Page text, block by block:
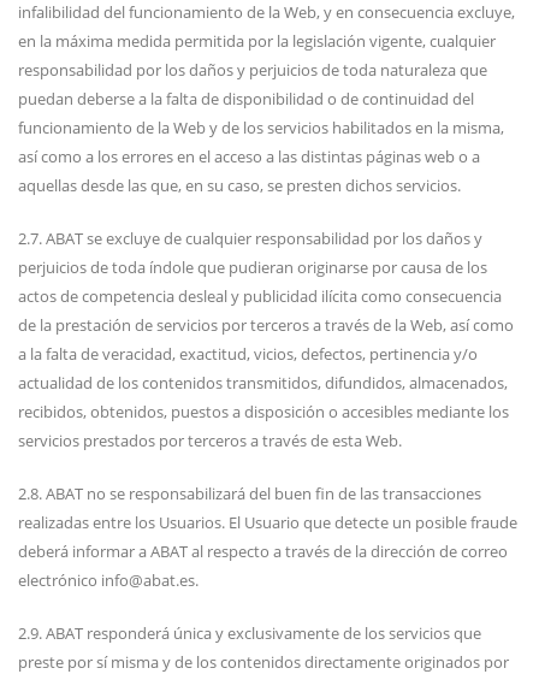
infalibilidad del funcionamiento de la Web, y en consecuencia excluye,
en la máxima medida permitida por la legislación vigente, cualquier
responsabilidad por los daños y perjuicios de toda naturaleza que
puedan deberse a la falta de disponibilidad o de continuidad del
funcionamiento de la Web y de los servicios habilitados en la misma,
así como a los errores en el acceso a las distintas páginas web o a
aquellas desde las que, en su caso, se presten dichos servicios.
2.7. ABAT se excluye de cualquier responsabilidad por los daños y
perjuicios de toda índole que pudieran originarse por causa de los
actos de competencia desleal y publicidad ilícita como consecuencia
de la prestación de servicios por terceros a través de la Web, así como
a la falta de veracidad, exactitud, vicios, defectos, pertinencia y/o
actualidad de los contenidos transmitidos, difundidos, almacenados,
recibidos, obtenidos, puestos a disposición o accesibles mediante los
servicios prestados por terceros a través de esta Web.
2.8. ABAT no se responsabilizará del buen fin de las transacciones
realizadas entre los Usuarios. El Usuario que detecte un posible fraude
deberá informar a ABAT al respecto a través de la dirección de correo
electrónico info@abat.es.
2.9. ABAT responderá única y exclusivamente de los servicios que
preste por sí misma y de los contenidos directamente originados por